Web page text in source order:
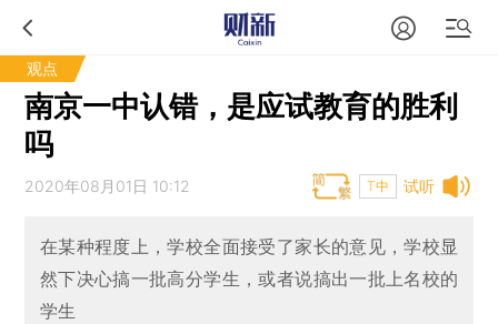
观点
南京一中认错，是应试教育的胜利
吗
试听
2020年08月01日 10:12 T中
在某种程度上，学校全面接受了家长的意见，学校显
然下决心搞一批高分学生，或者说搞出一批上名校的
学生